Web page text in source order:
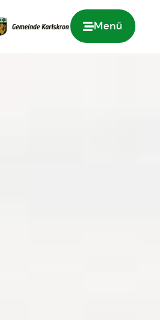
Menü